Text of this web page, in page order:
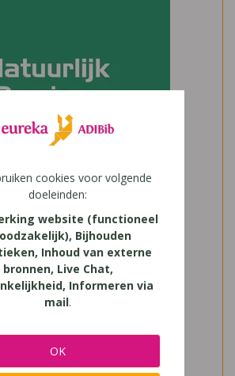
cookies voor volgende
doeleinden:
website (functioneel
Bijhouden
Inhoud van externe
bronnen, Live Chat,
Informeren via
mail.
OK